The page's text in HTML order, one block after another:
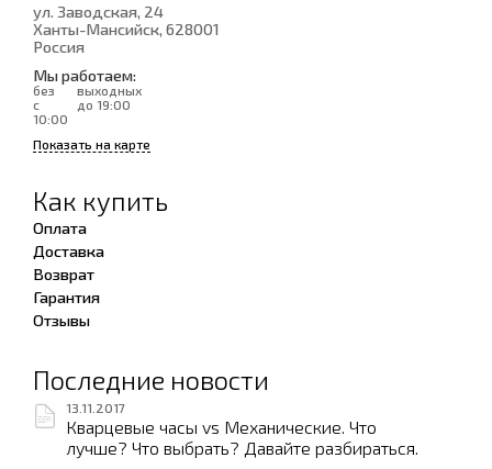
ул. Заводская, 24
Ханты-Мансийск, 628001
Россия
Мы работаем:
без
выходных
с
10:00
до 19:00
Показать на карте
Как купить
Оплата
Доставка
Возврат
Гарантия
Отзывы
Последние новости
13.11.2017
Кварцевые часы vs Механические. Что
лучше? Что выбрать? Давайте разбираться.